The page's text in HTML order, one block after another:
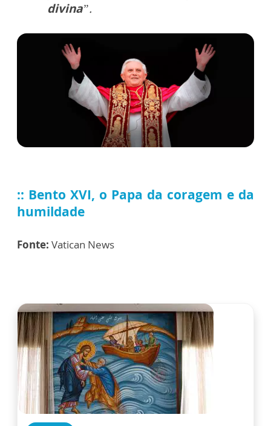
divina”.
:: Bento XVI, o Papa da coragem e da
humildade
Fonte: Vatican News